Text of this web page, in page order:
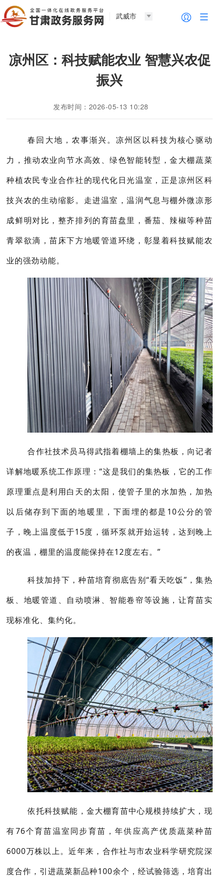
武威市
凉州区：科技赋能农业 智慧兴农促
振兴
发布时间：2026-05-13 10:28
春回大地，农事渐兴。凉州区以科技为核心驱动
力，推动农业向节水高效、绿色智能转型，金大棚蔬菜
种植农民专业合作社的现代化日光温室，正是凉州区科
技兴农的生动缩影。走进温室，温润气息与棚外微凉形
成鲜明对比，整齐排列的育苗盘里，番茄、辣椒等种苗
青翠欲滴，苗床下方地暖管道环绕，彰显着科技赋能农
业的强劲动能。
合作社技术员马得武指着棚墙上的集热板，向记者
详解地暖系统工作原理：“这是我们的集热板，它的工作
原理重点是利用白天的太阳，使管子里的水加热，加热
以后储存到下面的地暖里，下面埋的都是10公分的管
子，晚上温度低于15度，循环泵就开始运转，达到晚上
的夜温，棚里的温度能保持在12度左右。”
科技加持下，种苗培育彻底告别“看天吃饭”，集热
板、地暖管道、自动喷淋、智能卷帘等设施，让育苗实
现标准化、集约化。
依托科技赋能，金大棚育苗中心规模持续扩大，现
有76个育苗温室同步育苗，年供应高产优质蔬菜种苗
6000万株以上。近年来，合作社与市农业科学研究院深
度合作，引进蔬菜新品种100余个，经试验筛选，培育出